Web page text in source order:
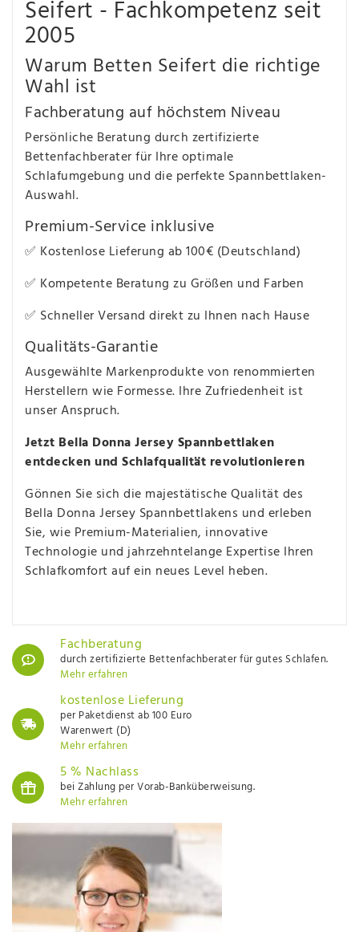
Seifert - Fachkompetenz seit
2005
Warum Betten Seifert die richtige
Wahl ist
Fachberatung auf höchstem Niveau
Persönliche Beratung durch zertifizierte
Bettenfachberater für Ihre optimale
Schlafumgebung und die perfekte Spannbettlaken-
Auswahl.
Premium-Service inklusive
✅ Kostenlose Lieferung ab 100€ (Deutschland)
✅ Kompetente Beratung zu Größen und Farben
✅ Schneller Versand direkt zu Ihnen nach Hause
Qualitäts-Garantie
Ausgewählte Markenprodukte von renommierten
Herstellern wie Formesse. Ihre Zufriedenheit ist
unser Anspruch.
Jetzt Bella Donna Jersey Spannbettlaken
entdecken und Schlafqualität revolutionieren
Gönnen Sie sich die majestätische Qualität des
Bella Donna Jersey Spannbettlakens und erleben
Sie, wie Premium-Materialien, innovative
Technologie und jahrzehntelange Expertise Ihren
Schlafkomfort auf ein neues Level heben.
Fachberatung
durch zertifizierte Bettenfachberater für gutes Schlafen.
Mehr erfahren
kostenlose Lieferung
per Paketdienst ab 100 Euro
Warenwert (D)
Mehr erfahren
5 % Nachlass
bei Zahlung per Vorab-Banküberweisung.
Mehr erfahren